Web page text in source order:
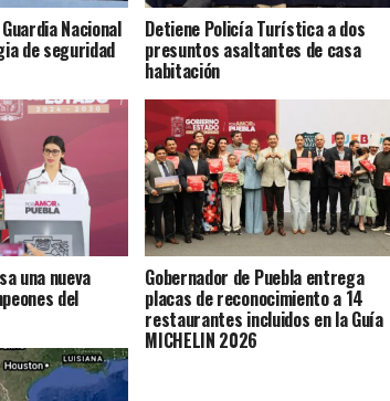
Nacional
de seguridad
Detiene Policía Turística a dos
presuntos asaltantes de casa
habitación
una nueva
del
Gobernador de Puebla entrega
placas de reconocimiento a 14
restaurantes incluidos en la Guía
MICHELIN 2026